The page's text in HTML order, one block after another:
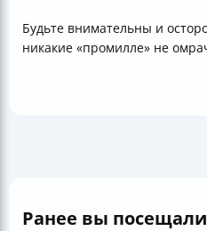
Будьте внимательны и
никакие «промилле» не
Ранее вы посещали